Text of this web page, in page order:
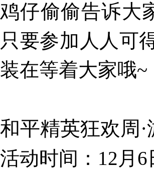
鸡仔偷偷告诉大
只要参加人人可
装在等着大家哦~
和平精英狂欢周
活动时间： 12月